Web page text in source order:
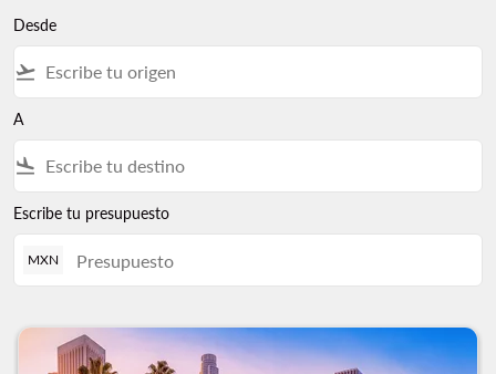
Desde
flight_takeoff
A
flight_land
Escribe tu presupuesto
MXN